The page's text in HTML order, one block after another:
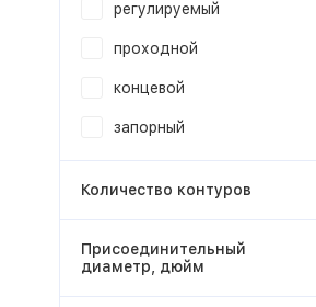
регулируемый
проходной
концевой
запорный
Количество контуров
Присоединительный
диаметр, дюйм